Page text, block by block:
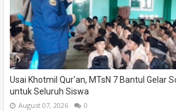
Usai Khotmil Qur'an, MTsN 7 Bantul Gelar
untuk Seluruh Siswa
August 07, 2026 0